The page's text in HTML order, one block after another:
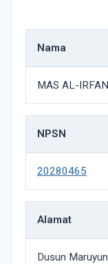
Nama
MAS AL-IRFAN
NPSN
20280465
Alamat
Dusun